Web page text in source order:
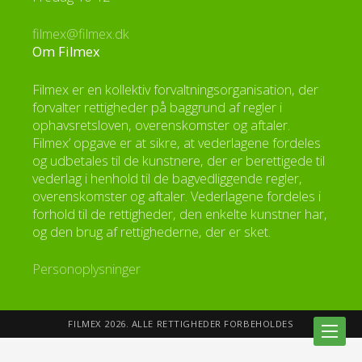
filmex@filmex.dk
Om Filmex
Filmex er en kollektiv forvaltningsorganisation, der
forvalter rettigheder på baggrund af regler i
ophavsretsloven, overenskomster og aftaler.
Filmex’ opgave er at sikre, at vederlagene fordeles
og udbetales til de kunstnere, der er berettigede til
vederlag i henhold til de bagvedliggende regler,
overenskomster og aftaler. Vederlagene fordeles i
forhold til de rettigheder, den enkelte kunstner har,
og den brug af rettighederne, der er sket.
Personoplysninger
FILMEX 2026. ALLE RETTIGHEDER FORBEHOLDES